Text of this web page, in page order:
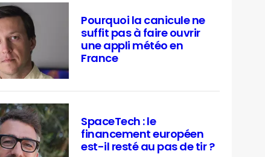
Pourquoi la canicule ne
suffit pas à faire ouvrir
une appli météo en
France
SpaceTech : le
financement européen
est-il resté au pas de tir ?